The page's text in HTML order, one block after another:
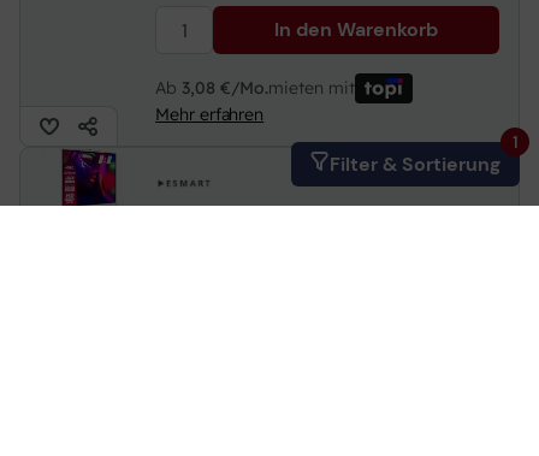
Filter & Sortierung
1
In den Warenkorb
Ab 3,08 €/Mo.mieten mit
Mehr erfahren